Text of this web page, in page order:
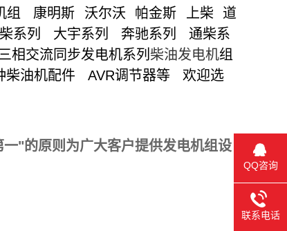
组 康明斯 沃尔沃 帕金斯 上柴 道
系列 大宇系列 奔驰系列 通柴系
相交流同步发电机系列 柴油发电机组
柴油机配件 AVR调节器等 欢迎选
"的原则为广大客户提供发电机组设
QQ咨询
联系电话